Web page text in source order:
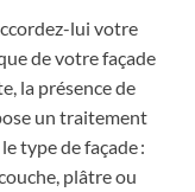
lui votre
de votre façade
la présence de
un traitement
type de façade :
plâtre ou